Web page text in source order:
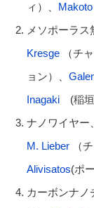
ィ）、
メソポーラス
Kresge（チャ
ョン）、
Inagaki(稲垣
ナノワイヤー
M. Lieber（チ
Alivisatos(ポ
カーボンナ